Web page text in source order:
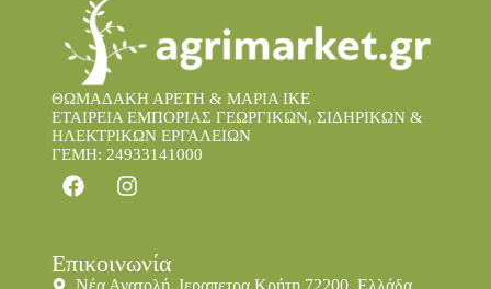
ΘΩΜΑΔΑΚΗ ΑΡΕΤΗ & ΜΑΡΙΑ IKE
ΕΤΑΙΡΕΙΑ ΕΜΠΟΡΙΑΣ ΓΕΩΡΓΙΚΩΝ, ΣΙΔΗΡΙΚΩΝ &
ΗΛΕΚΤΡΙΚΩΝ ΕΡΓΑΛΕΙΩΝ
ΓΕΜΗ: 24933141000
Επικοινωνία
Νέα Ανατολή, Ιεραπετρα Κρήτη 72200, Ελλάδα